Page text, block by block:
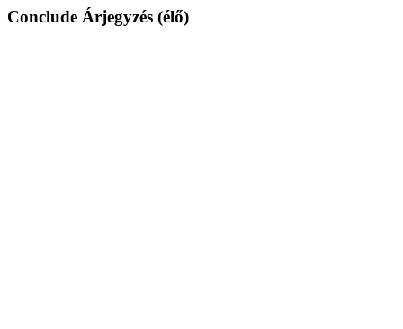
Conclude Árjegyzés (élő)